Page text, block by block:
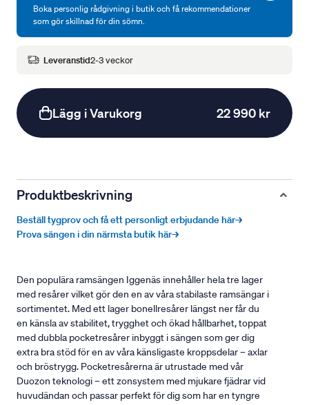
Boka personlig rådgivning i butik och få rekommendationer
som gör skillnad för din sömn.
Leveranstid2-3 veckor
Lägg i Varukorg 22 990 kr
Produktbeskrivning
Beställ tygprov och få ett personligt erbjudande här→
Prova sängen i din närmsta butik här→
Den populära ramsängen Iggenäs innehåller hela tre lager
med resårer vilket gör den en av våra stabilaste ramsängar i
sortimentet. Med ett lager bonellresårer längst ner får du
en känsla av stabilitet, trygghet och ökad hållbarhet, toppat
med dubbla pocketresårer inbyggt i sängen som ger dig
extra bra stöd för en av våra känsligaste kroppsdelar – axlar
och bröstrygg. Pocketresårerna är utrustade med vår
Duozon teknologi – ett zonsystem med mjukare fjädrar vid
huvudändan och passar perfekt för dig som har en tyngre